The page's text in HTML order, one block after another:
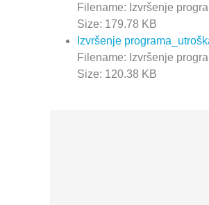
Filename: Izvršenje
Size: 179.78 KB
Izvršenje
Filename: Izvršenje
Size: 120.38 KB